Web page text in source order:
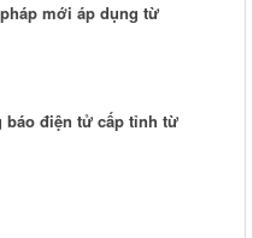
mới áp dụng từ
báo điện tử cấp tỉnh từ